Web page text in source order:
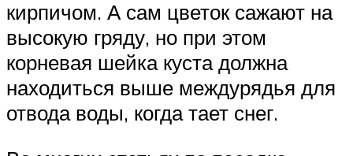
кирпичом. А сам цветок сажают на
высокую гряду, но при этом
корневая шейка куста должна
находиться выше междурядья для
отвода воды, когда тает снег.